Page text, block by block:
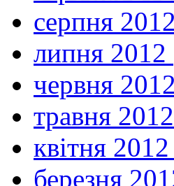
серпня
липня 2012
червня
травня
квітня
березня